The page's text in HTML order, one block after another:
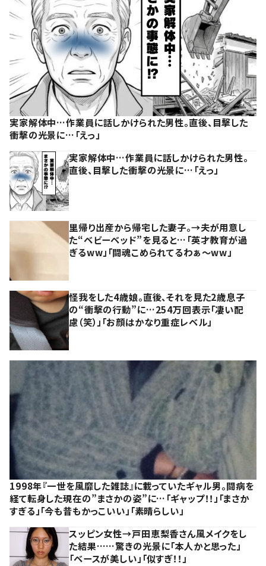
実家解体中…作業員に話しかけられた男性。直後、目撃した
衝撃の光景に…「えっ」
実家解体中…作業員に話しかけられた男性。
直後、目撃した衝撃の光景に…「えっ」
里帰り出産から帰宅した妻子。→夫が用意し
た“ベビーベッド”を見ると…「英才教育が過
ぎるww」「闘魂こめられてるわぁ～ww」
怪我をした4歳娘。直後、それを見た2歳息子
の“衝撃の行動”に…254万回表示「凄い配
慮（笑）」「お顔はかなり重症レベル」
1998年『一世を風靡した雑誌』に載っていたギャル男。闘病を
経て転身した現在の”まさかの姿”に…「ギャップ！！」「まさか
すぎる」「今も昔もかっこいい」「素晴らしい」
スッピン女性→戸田恵梨香さん風メイクをし
た結果……驚きの光景に「本人かと思った」
「ベースが美しい」「似すぎ！！」